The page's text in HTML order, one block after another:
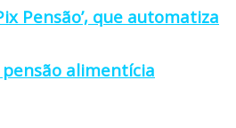
Pensão’, que automatiza
alimentícia